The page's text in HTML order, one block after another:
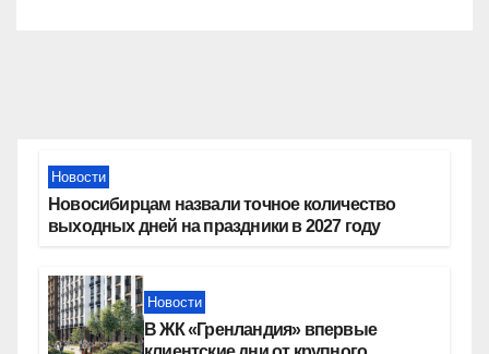
Новости
Новосибирцам назвали точное количество
выходных дней на праздники в 2027 году
Новости
В ЖК «Гренландия» впервые